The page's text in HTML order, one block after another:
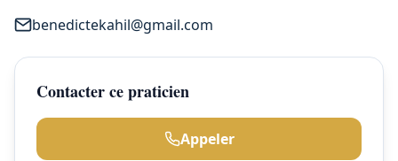
benedictekahil@gmail.com
Contacter ce praticien
Appeler